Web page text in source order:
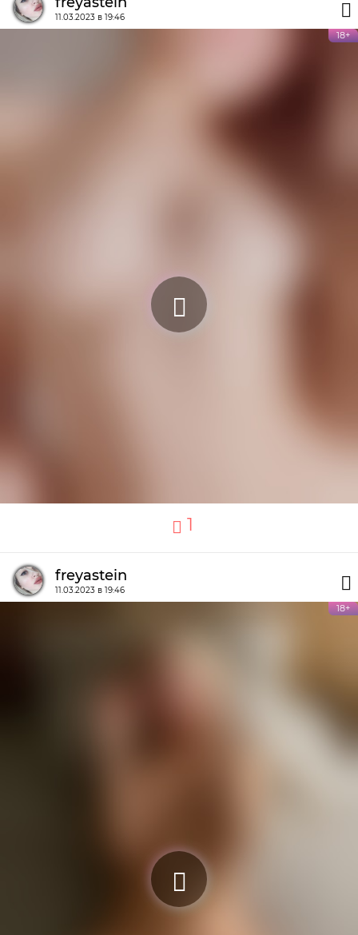
11.03.2023 в 19:46
18+
1
freyastein
11.03.2023 в 19:46
18+